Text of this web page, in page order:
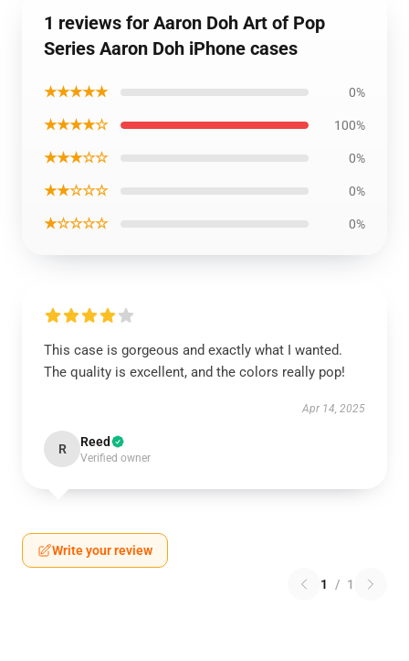
1 reviews for Aaron Doh Art of Pop
Series Aaron Doh iPhone cases
★★★★★ 0%
★★★★☆ 100%
★★★☆☆ 0%
★★☆☆☆ 0%
★☆☆☆☆ 0%
This case is gorgeous and exactly what I wanted.
The quality is excellent, and the colors really pop!
Apr 14, 2025
R Reed
Verified owner
Write your review
1 / 1